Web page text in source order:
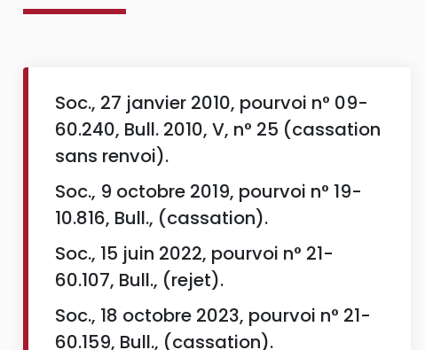
Soc., 27 janvier 2010, pourvoi n° 09-
60.240, Bull. 2010, V, n° 25 (cassation
sans renvoi).
Soc., 9 octobre 2019, pourvoi n° 19-
10.816, Bull., (cassation).
Soc., 15 juin 2022, pourvoi n° 21-
60.107, Bull., (rejet).
Soc., 18 octobre 2023, pourvoi n° 21-
60.159, Bull., (cassation).